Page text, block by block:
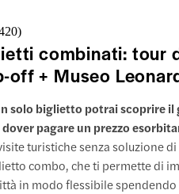
arrivare
Sforzesco
a piedi
di Brera
a piedi
della Pace
Hai con te dei bambini dai 4
con un adulto pagante.
)
combinati: tour
off + Museo
solo biglietto potrai scoprire il
dover pagare un prezzo
turistiche senza soluzione
combo, che ti permette di
in modo flessibile spendendo